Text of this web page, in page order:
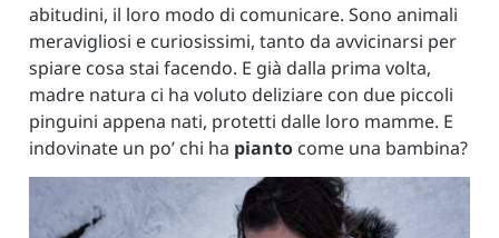
abitudini, il loro modo di comunicare. Sono animali
meravigliosi e curiosissimi, tanto da avvicinarsi per
spiare cosa stai facendo. E già dalla prima volta,
madre natura ci ha voluto deliziare con due piccoli
pinguini appena nati, protetti dalle loro mamme. E
indovinate un po’ chi ha pianto come una bambina?